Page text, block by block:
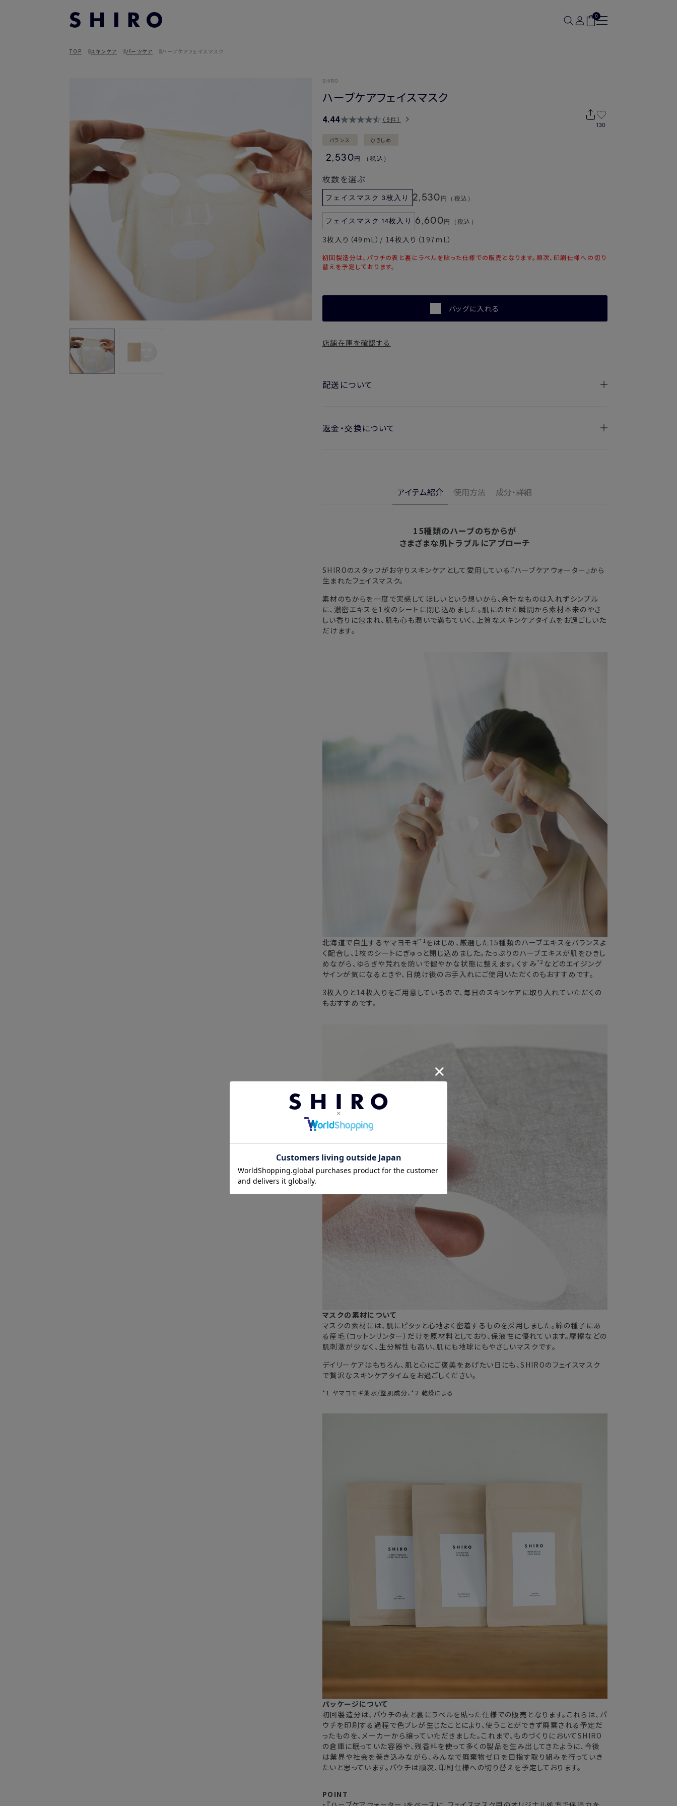
0
TOP スキンケア パーツケア ハーブケアフェイスマスク
SHIRO
ハーブケアフェイスマスク
4.44 9件
130
バランス ひきしめ
2,530 円 （税込）
枚数を選ぶ
フェイスマスク 3枚入り 2,530 円（税込）
フェイスマスク 14枚入り 6,600 円（税込）
3枚入り （49mL）/ 14枚入り （197mL）
初回製造分は、パウチの表と裏にラベルを貼った仕様での販売となります。順次、印刷仕様への切り
替えを予定しております。
バッグに入れる
店舗在庫を確認する
配送について
注文後、お届けまでにかかる日数の目安
中国・四国・九州 3〜4日
沖縄県・離島 5〜8日
※以下に該当する場合、上記の日程で発送できない場合がございます。
返金・交換について
からご確認ください。
入の場合、購入日の翌日から7日間
アイテム紹介 使用方法 成分・詳細
15種類のハーブのちからが
さまざまな肌トラブルにアプローチ
SHIROのスタッフがお守りスキンケアとして愛用している『ハーブケアウォーター』から
生まれたフェイスマスク。
素材のちからを一度で実感してほしいという想いから、余計なものは入れずシンプル
に、濃密エキスを1枚のシートに閉じ込めました。肌にのせた瞬間から素材本来のやさ
しい香りに包まれ、肌も心も潤いで満ちていく、上質なスキンケアタイムをお過ごしいた
だけます。
北海道で自生するヤマヨモギ*1 をはじめ、厳選した15種類のハーブエキスをバランスよ
く配合し、1枚のシートにぎゅっと閉じ込めました。たっぷりのハーブエキスが肌をひきし
めながら、ゆらぎや荒れを防いで健やかな状態に整えます。くすみ *2 などのエイジング
サインが気になるときや、日焼け後のお手入れにご使用いただくのもおすすめです。
3枚入りと14枚入りをご用意しているので、毎日のスキンケアに取り入れていただくの
もおすすめです。
マスクの素材について
マスクの素材には、肌にピタッと心地よく密着するものを採用しました。綿の種子にあ
る産毛（コットンリンター）だけを原材料としており、保液性に優れています。摩擦などの
肌刺激が少なく、生分解性も高い、肌にも地球にもやさしいマスクです。
デイリーケアはもちろん、肌と心にご褒美をあげたい日にも、SHIROのフェイスマスク
で贅沢なスキンケアタイムをお過ごしください。
*1 ヤマヨモギ葉水/整肌成分、*2 乾燥による
パッケージについて
初回製造分は、パウチの表と裏にラベルを貼った仕様での販売となります。これらは、パ
ウチを印刷する過程で色ブレが生じたことにより、使うことができず廃棄される予定だ
ったものを、メーカーから譲っていただきました。これまで、ものづくりにおいてSHIRO
の倉庫に眠っていた容器や、残香料を使って多くの製品を生み出してきたように、今後
は業界や社会を巻き込みながら、みんなで廃棄物ゼロを目指す取り組みを行っていき
たいと思っています。パウチは順次、印刷仕様への切り替えを予定しております。
POINT